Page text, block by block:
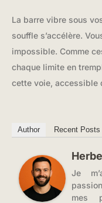
La barre vibre sous
souffle s’accélère.
impossible. Comme
chaque limite en
cette voie, accessible
Author Recent Posts
Je
mes